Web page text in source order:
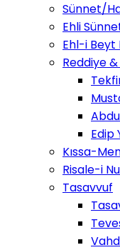
Sünnet/
Ehli
Ehl-i Beyt
Reddiye
Edip
Kıssa-
Risale-i
Tasavvuf